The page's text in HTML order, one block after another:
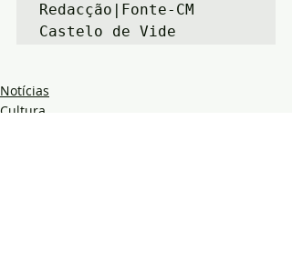
Redacção|Fonte-CM
Castelo de Vide
Notícias
Cultura